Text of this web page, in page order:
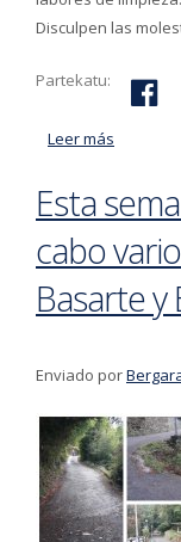
Disculpen las
Partekatu:
Leer más
Esta
cabo
Basarte y
Enviado por